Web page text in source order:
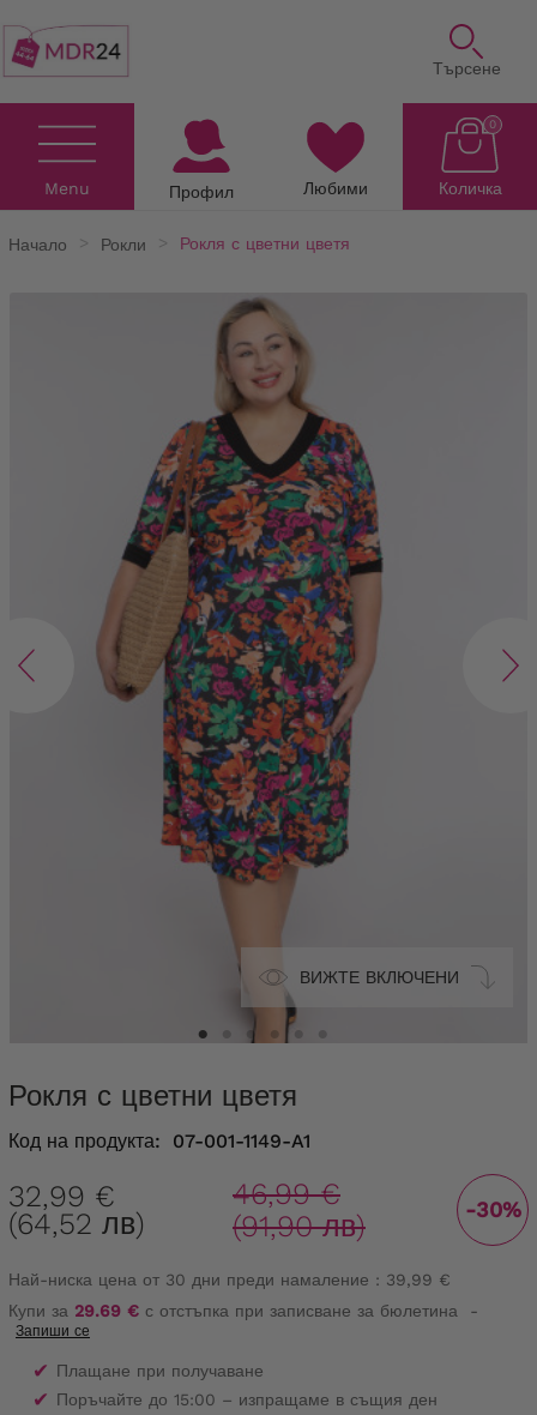
Търсене
Menu Профил Любими Количка
0
Начало Рокли Рокля с цветни цветя
ВИЖТЕ ВКЛЮЧЕНИ
Рокля с цветни цветя
Код на продукта: 07-001-1149-A1
32,99 €
(64,52 лв)
46,99 €
(91,90 лв)
-30%
Най-ниска цена от 30 дни преди намаление : 39,99 €
Купи за 29.69 € с отстъпка при записване за бюлетина -
Запиши се
✔ Плащане при получаване
✔ Поръчайте до 15:00 – изпращаме в същия ден